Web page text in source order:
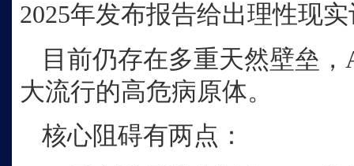
2025年发布报告给出理性现
目前仍存在多重天然壁垒，
大流行的高危病原体。
核心阻碍有两点：